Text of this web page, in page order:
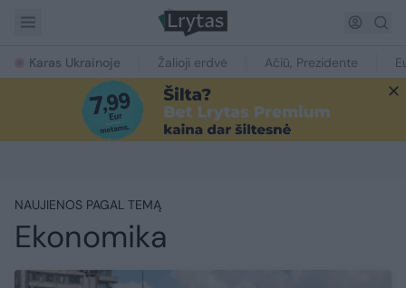
Karas Ukrainoje Žalioji erdvė Ačiū, Prezidente
NAUJIENOS PAGAL TEMĄ
Ekonomika